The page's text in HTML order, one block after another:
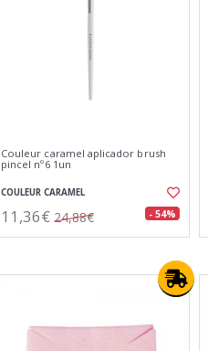
Couleur caramel aplicador brush
pincel nº6 1un
COULEUR CARAMEL
11,36€ 24,88€ - 54%